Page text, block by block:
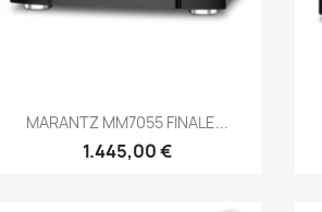
Anteprima
MARANTZ MM7055 FINALE...
1.445,00 €